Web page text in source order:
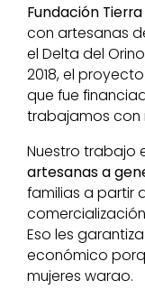
Fundación
con artesanas
el Delta del
2018, el
que fue
trabajamos con
Nuestro trabajo
artesanas a
familias a partir
Eso les
económico
mujeres warao.